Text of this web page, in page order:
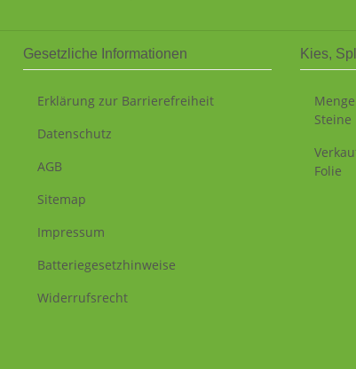
Gesetzliche Informationen
Erklärung zur Barrierefreiheit
Datenschutz
AGB
Sitemap
Impressum
Batteriegesetzhinweise
Widerrufsrecht
Kies,
Steine
Folie